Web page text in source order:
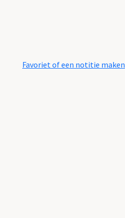
Favoriet of een notitie maken